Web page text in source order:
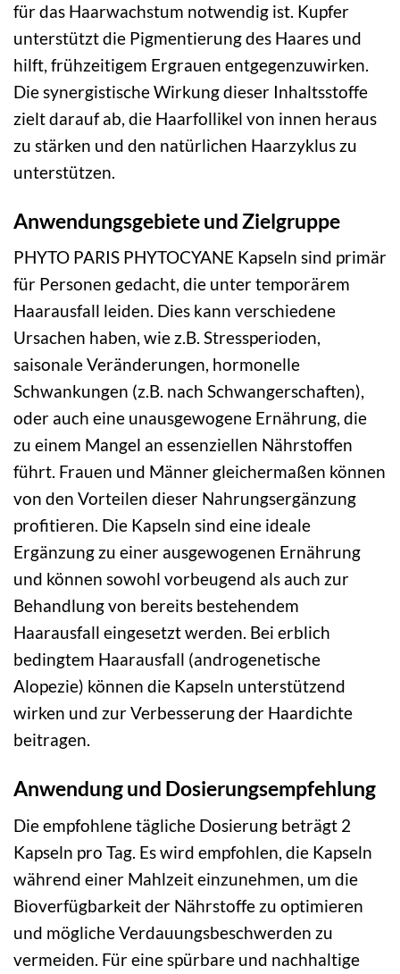
für das Haarwachstum notwendig ist. Kupfer
unterstützt die Pigmentierung des Haares und
hilft, frühzeitigem Ergrauen entgegenzuwirken.
Die synergistische Wirkung dieser Inhaltsstoffe
zielt darauf ab, die Haarfollikel von innen heraus
zu stärken und den natürlichen Haarzyklus zu
unterstützen.
Anwendungsgebiete und Zielgruppe
PHYTO PARIS PHYTOCYANE Kapseln sind primär
für Personen gedacht, die unter temporärem
Haarausfall leiden. Dies kann verschiedene
Ursachen haben, wie z.B. Stressperioden,
saisonale Veränderungen, hormonelle
Schwankungen (z.B. nach Schwangerschaften),
oder auch eine unausgewogene Ernährung, die
zu einem Mangel an essenziellen Nährstoffen
führt. Frauen und Männer gleichermaßen können
von den Vorteilen dieser Nahrungsergänzung
profitieren. Die Kapseln sind eine ideale
Ergänzung zu einer ausgewogenen Ernährung
und können sowohl vorbeugend als auch zur
Behandlung von bereits bestehendem
Haarausfall eingesetzt werden. Bei erblich
bedingtem Haarausfall (androgenetische
Alopezie) können die Kapseln unterstützend
wirken und zur Verbesserung der Haardichte
beitragen.
Anwendung und Dosierungsempfehlung
Die empfohlene tägliche Dosierung beträgt 2
Kapseln pro Tag. Es wird empfohlen, die Kapseln
während einer Mahlzeit einzunehmen, um die
Bioverfügbarkeit der Nährstoffe zu optimieren
und mögliche Verdauungsbeschwerden zu
vermeiden. Für eine spürbare und nachhaltige